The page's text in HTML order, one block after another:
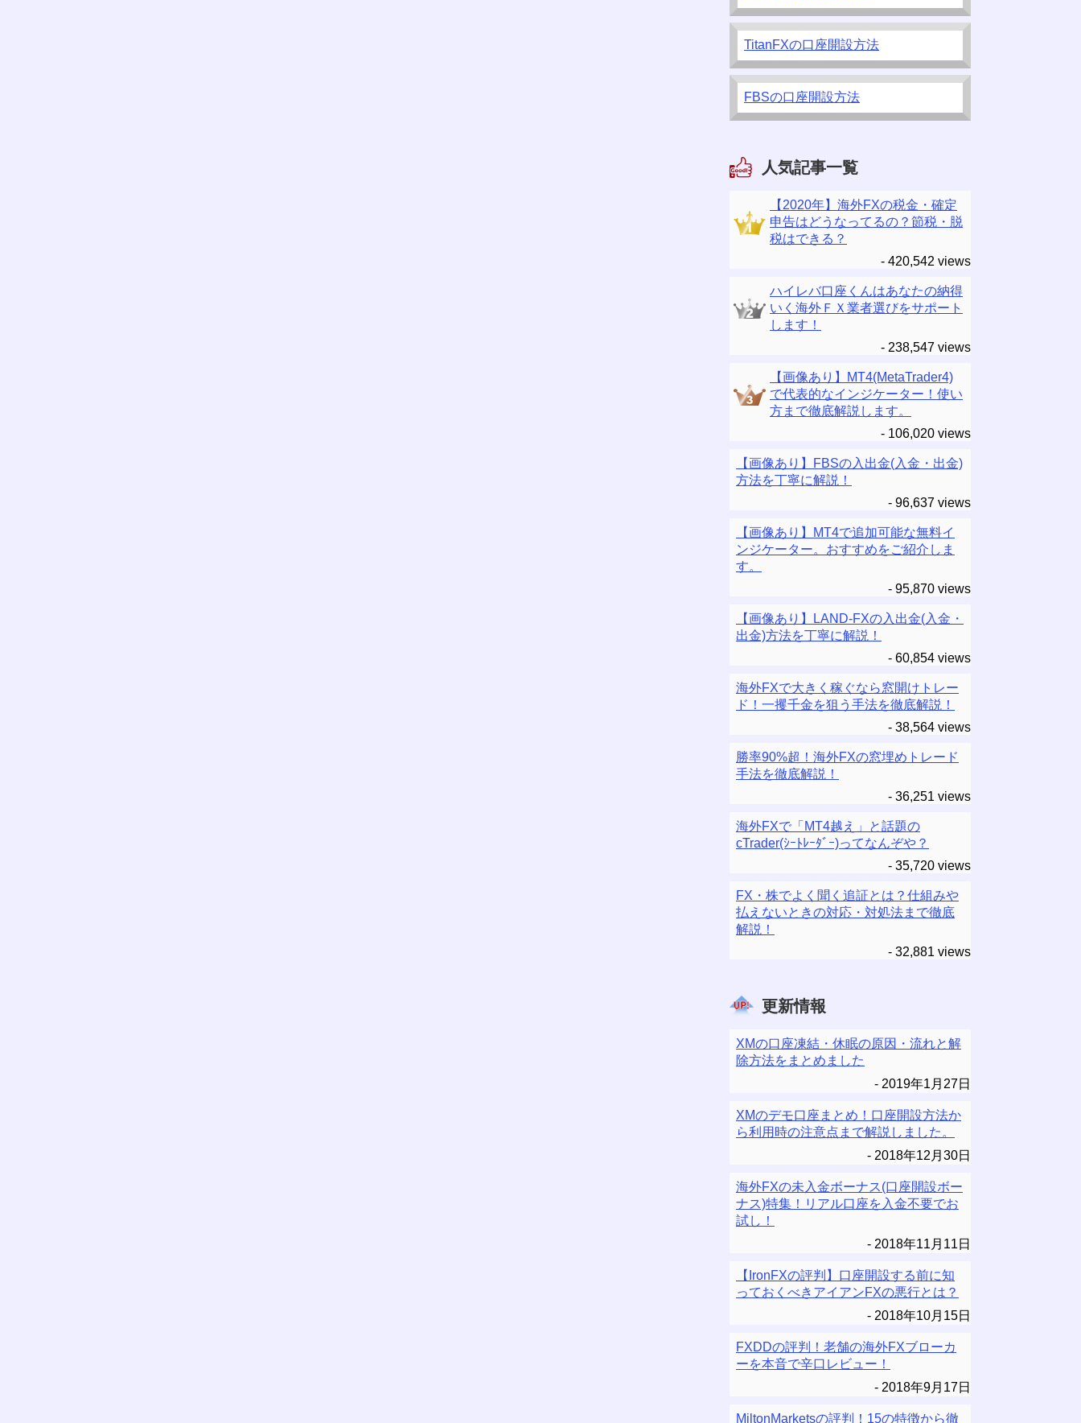
TitanFXの口座開設方法
FBSの口座開設方法
人気記事一覧
【2020年】海外FXの税金・確定
申告はどうなってるの？節税・脱
税はできる？
- 420,542 views
ハイレバ口座くんはあなたの納得
いく海外ＦＸ業者選びをサポート
します！
- 238,547 views
【画像あり】MT4(MetaTrader4)
で代表的なインジケーター！使い
方まで徹底解説します。
- 106,020 views
【画像あり】FBSの入出金(入金・出金)
方法を丁寧に解説！
- 96,637 views
【画像あり】MT4で追加可能な無料イ
ンジケーター。おすすめをご紹介しま
す。
- 95,870 views
【画像あり】LAND-FXの入出金(入金・
出金)方法を丁寧に解説！
- 60,854 views
海外FXで大きく稼ぐなら窓開けトレー
ド！一攫千金を狙う手法を徹底解説！
- 38,564 views
勝率90%超！海外FXの窓埋めトレード
手法を徹底解説！
- 36,251 views
海外FXで「MT4越え」と話題の
cTrader(ｼｰﾄﾚｰﾀﾞｰ)ってなんぞや？
- 35,720 views
FX・株でよく聞く追証とは？仕組みや
払えないときの対応・対処法まで徹底
解説！
- 32,881 views
更新情報
XMの口座凍結・休眠の原因・流れと解
除方法をまとめました
2019年1月27日
XMのデモ口座まとめ！口座開設方法か
ら利用時の注意点まで解説しました。
2018年12月30日
海外FXの未入金ボーナス(口座開設ボー
ナス)特集！リアル口座を入金不要でお
試し！
2018年11月11日
【IronFXの評判】口座開設する前に知
っておくべきアイアンFXの悪行とは？
2018年10月15日
FXDDの評判！老舗の海外FXブローカ
ーを本音で辛口レビュー！
2018年9月17日
MiltonMarketsの評判！15の特徴から徹